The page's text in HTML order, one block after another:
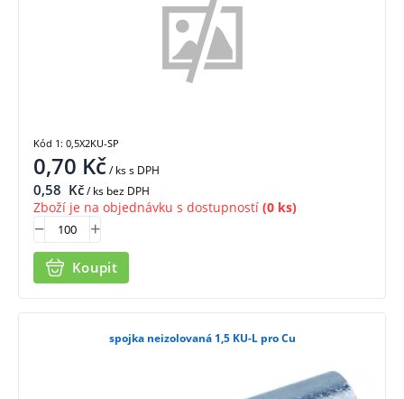
0,70 Kč/ kss DPH
0,58 Kč/ ks bez DPH
Zboží je na objednávku s dostupností (0 ks)
Koupit
Kód 1: 0,5X2KU-SP
spojka neizolovaná 1,5 KU-L pro Cu